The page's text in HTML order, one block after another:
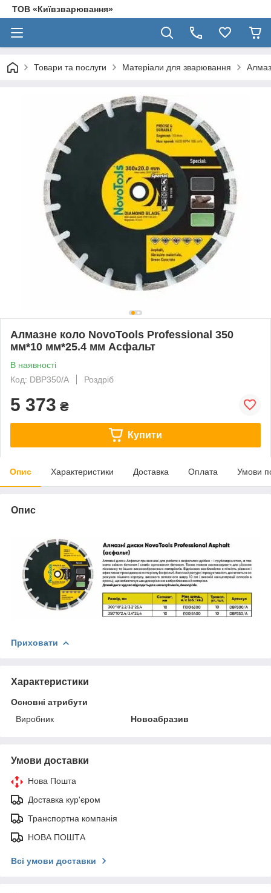
ТОВ «Київзварювання»
Товари та послуги Матеріали для зварювання
Алмазне коло NovoTools Professional 350
мм*10 мм*25.4 мм Асфальт
В наявності
Код: DBP350/A
Роздріб
5 373 ₴
Купити
Опис Характеристики Доставка Оплата Умови
Опис
Приховати
Характеристики
Основні атрибути
Виробник
Новоабразив
Умови доставки
Нова Пошта
Доставка кур'єром
Транспортна компанія
НОВА ПОШТА
Всі умови доставки